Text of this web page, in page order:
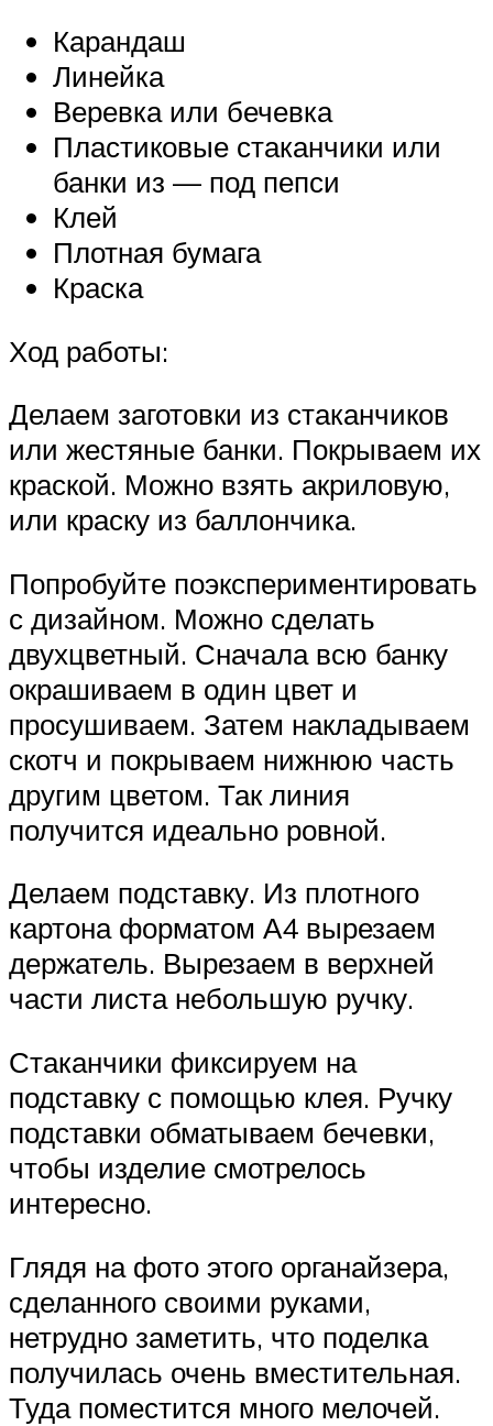
Карандаш
Линейка
Веревка или бечевка
Пластиковые стаканчики или
банки из — под пепси
Клей
Плотная бумага
Краска
Ход работы:
Делаем заготовки из стаканчиков
или жестяные банки. Покрываем их
краской. Можно взять акриловую,
или краску из баллончика.
Попробуйте поэкспериментировать
с дизайном. Можно сделать
двухцветный. Сначала всю банку
окрашиваем в один цвет и
просушиваем. Затем накладываем
скотч и покрываем нижнюю часть
другим цветом. Так линия
получится идеально ровной.
Делаем подставку. Из плотного
картона форматом А4 вырезаем
держатель. Вырезаем в верхней
части листа небольшую ручку.
Стаканчики фиксируем на
подставку с помощью клея. Ручку
подставки обматываем бечевки,
чтобы изделие смотрелось
интересно.
Глядя на фото этого органайзера,
сделанного своими руками,
нетрудно заметить, что поделка
получилась очень вместительная.
Туда поместится много мелочей.